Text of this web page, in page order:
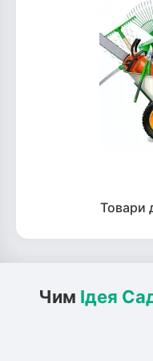
Товари
Чим Ідея